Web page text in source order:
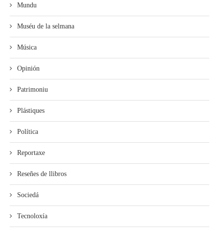
Mundu
Muséu de la selmana
Música
Opinión
Patrimoniu
Plástiques
Política
Reportaxe
Reseñes de llibros
Sociedá
Tecnoloxía